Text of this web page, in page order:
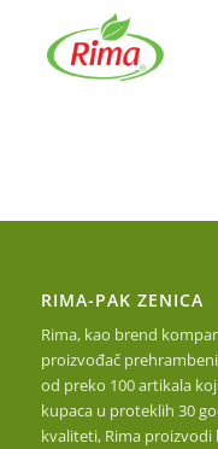
RIMA-PAK ZENICA
Rima, kao brend
proizvođač
od preko 100 artikala
kupaca u proteklih 30
kvaliteti, Rima